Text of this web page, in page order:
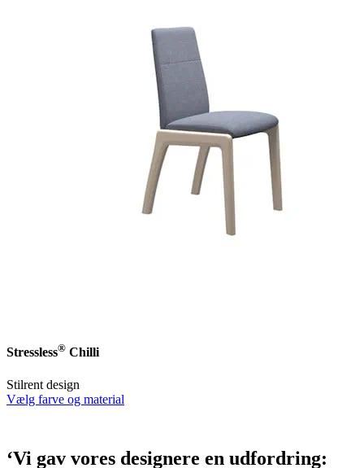
Stressless® Chilli
Stilrent design
Vælg farve og material
‘Vi gav vores designere en udfordring: